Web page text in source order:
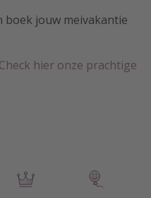
boek jouw meivakantie
Check hier onze prachtige